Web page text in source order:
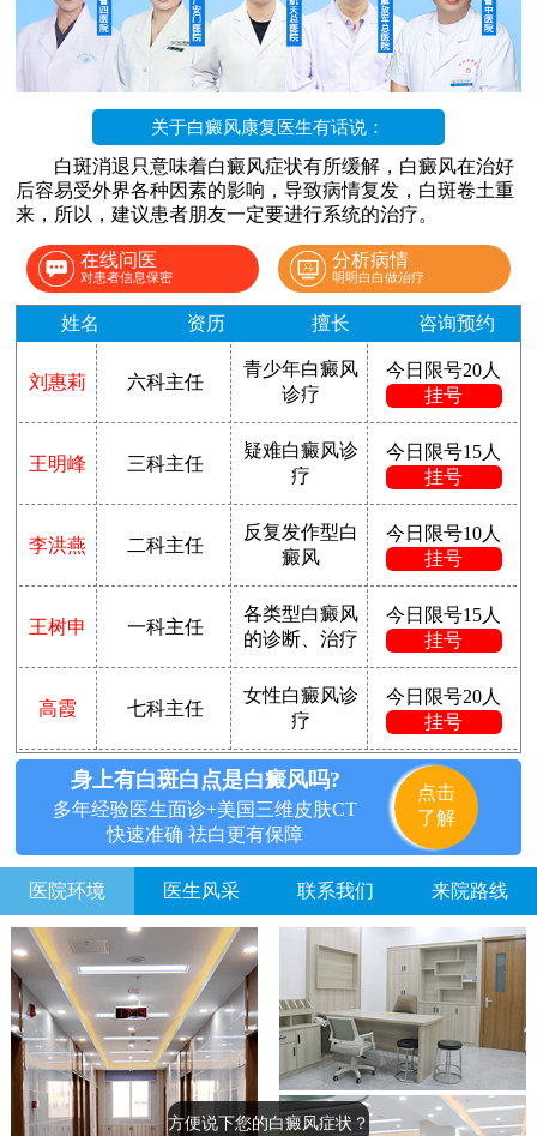
关于白癜风康复医生有话说：
白斑消退只意味着白癜风症状有所缓解，白癜风在治好
后容易受外界各种因素的影响，导致病情复发，白斑卷土重
来，所以，建议患者朋友一定要进行系统的治疗。
在线问医
对患者信息保密
分析病情
明明白白做治疗
姓名 资历 擅长 咨询预约
刘惠莉 六科主任
青少年白癜风
诊疗
今日限号20人
挂号
王明峰 三科主任
疑难白癜风诊
疗
今日限号15人
挂号
李洪燕 二科主任
反复发作型白
癜风
今日限号10人
挂号
王树申 一科主任
各类型白癜风
的诊断、治疗
今日限号15人
挂号
高霞 七科主任
女性白癜风诊
疗
今日限号20人
挂号
身上有白斑白点是白癜风吗?
多年经验医生面诊+美国三维皮肤CT
快速准确 祛白更有保障
点击
了解
医院环境 医生风采 联系我们 来院路线
方便说下您的白癜风症状？